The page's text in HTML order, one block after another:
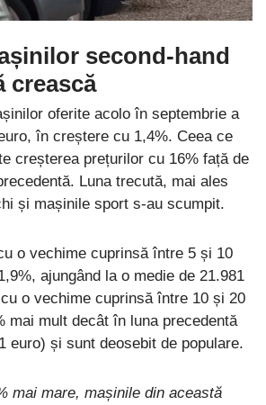
second-hand
crească
oferite acolo în septembrie a
în creștere cu 1,4%. Ceea ce
creșterea prețurilor cu 16% față de
Luna trecută, mai ales
și mașinile sport s-au scumpit.
o vechime cuprinsă între 5 și 10
ajungând la o medie de 21.981
o vechime cuprinsă între 10 și 20
mai mult decât în luna precedentă
euro) și sunt deosebit de populare.
mai mare, mașinile din această